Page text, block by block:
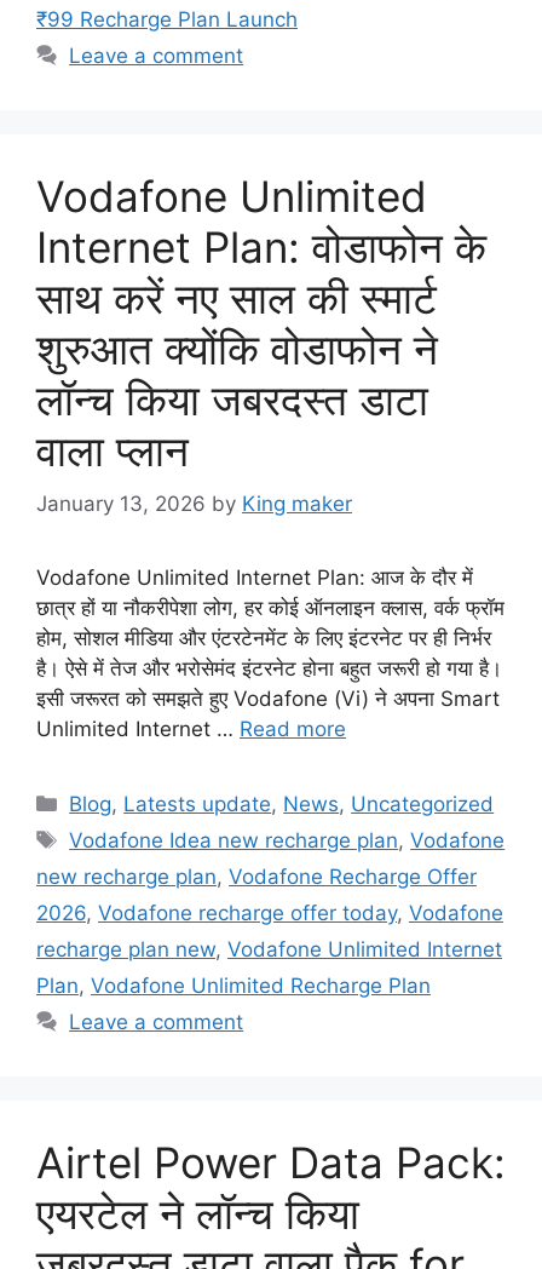
₹99 Recharge Plan Launch
Leave a comment
Vodafone Unlimited
Internet Plan: वोडाफोन के
साथ करें नए साल की स्मार्ट
शुरुआत क्योंकि वोडाफोन ने
लॉन्च किया जबरदस्त डाटा
वाला प्लान
January 13, 2026 by King maker
Vodafone Unlimited Internet Plan: आज के दौर में
छात्र हों या नौकरीपेशा लोग, हर कोई ऑनलाइन क्लास, वर्क फ्रॉम
होम, सोशल मीडिया और एंटरटेनमेंट के लिए इंटरनेट पर ही निर्भर
है। ऐसे में तेज और भरोसेमंद इंटरनेट होना बहुत जरूरी हो गया है।
इसी जरूरत को समझते हुए Vodafone (Vi) ने अपना Smart
Unlimited Internet … Read more
Categories
Blog, Latests update, News, Uncategorized
Tags
Vodafone Idea new recharge plan,Vodafone
new recharge plan, Vodafone Recharge Offer
2026, Vodafone recharge offer today, Vodafone
recharge plan new, Vodafone Unlimited Internet
Plan, Vodafone Unlimited Recharge Plan
Leave a comment
Airtel Power Data Pack:
एयरटेल ने लॉन्च किया